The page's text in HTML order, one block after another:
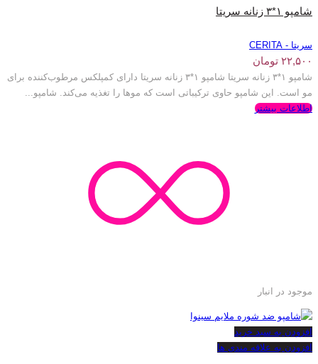
شامپو ۱*۳ زنانه سریتا
سریتا - CERITA
۲۲,۵۰۰ تومان
شامپو ۱*۳ زنانه سریتا شامپو ۱*۳ زنانه سریتا دارای کمپلکس مرطوب‌کننده برای
مو است. این شامپو حاوی ترکیباتی است که موها را تغذیه می‌کند. شامپو...
اطلاعات بیشتر
موجود در انبار
افزودن به سبد خرید
افزودن به علاقه مندی ها